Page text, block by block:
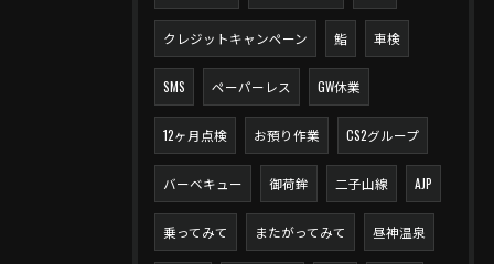
クレジットキャンペーン 鮨 車検
SMS ペーパーレス GW休業
12ヶ月点検 お預り作業 CS2グループ
バーベキュー 御荷鉾 二子山線 AJP
乗ってみて またがってみて 昼神温泉